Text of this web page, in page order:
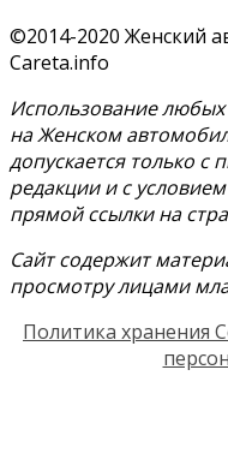
©2014-2020 Женский
Careta.info
Использование
на Женском
допускается только
редакции и с
прямой ссылки на
Сайт содержит
просмотру лицами
Политика хранения